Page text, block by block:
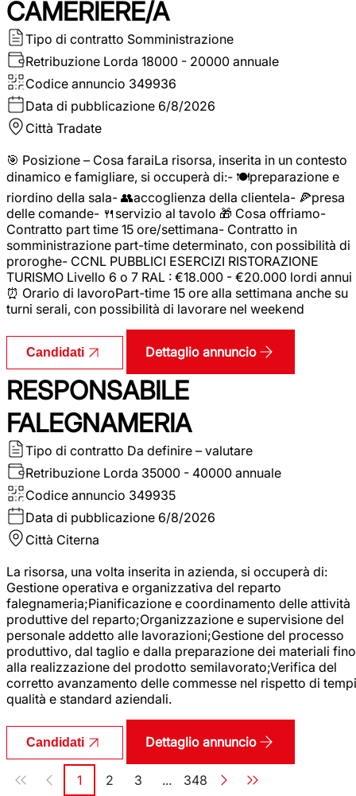
CAMERIERE/A
Tipo di contratto Somministrazione
Retribuzione Lorda 18000 - 20000 annuale
Codice annuncio 349936
Data di pubblicazione 6/8/2026
Città Tradate
🎯 Posizione – Cosa faraiLa risorsa, inserita in un contesto
dinamico e famigliare, si occuperà di:- 🍽️preparazione e
riordino della sala- 👥accoglienza della clientela- 🍕presa
delle comande- 🍴servizio al tavolo 🎁 Cosa offriamo-
Contratto part time 15 ore/settimana- Contratto in
somministrazione part-time determinato, con possibilità di
proroghe- CCNL PUBBLICI ESERCIZI RISTORAZIONE
TURISMO Livello 6 o 7 RAL : €18.000 - €20.000 lordi annui
⏰ Orario di lavoroPart-time 15 ore alla settimana anche su
turni serali, con possibilità di lavorare nel weekend
Candidati Dettaglio annuncio
RESPONSABILE
FALEGNAMERIA
Tipo di contratto Da definire – valutare
Retribuzione Lorda 35000 - 40000 annuale
Codice annuncio 349935
Data di pubblicazione 6/8/2026
Città Citerna
La risorsa, una volta inserita in azienda, si occuperà di:
Gestione operativa e organizzativa del reparto
falegnameria;Pianificazione e coordinamento delle attività
produttive del reparto;Organizzazione e supervisione del
personale addetto alle lavorazioni;Gestione del processo
produttivo, dal taglio e dalla preparazione dei materiali fino
alla realizzazione del prodotto semilavorato;Verifica del
corretto avanzamento delle commesse nel rispetto di
qualità e standard aziendali.
Candidati Dettaglio annuncio
Paginazione
Pagina
1 Pagina
2 Pagina
3 ... Pagina
348